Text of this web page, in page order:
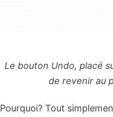
Le bouton Undo, placé
de revenir au
Pourquoi? Tout